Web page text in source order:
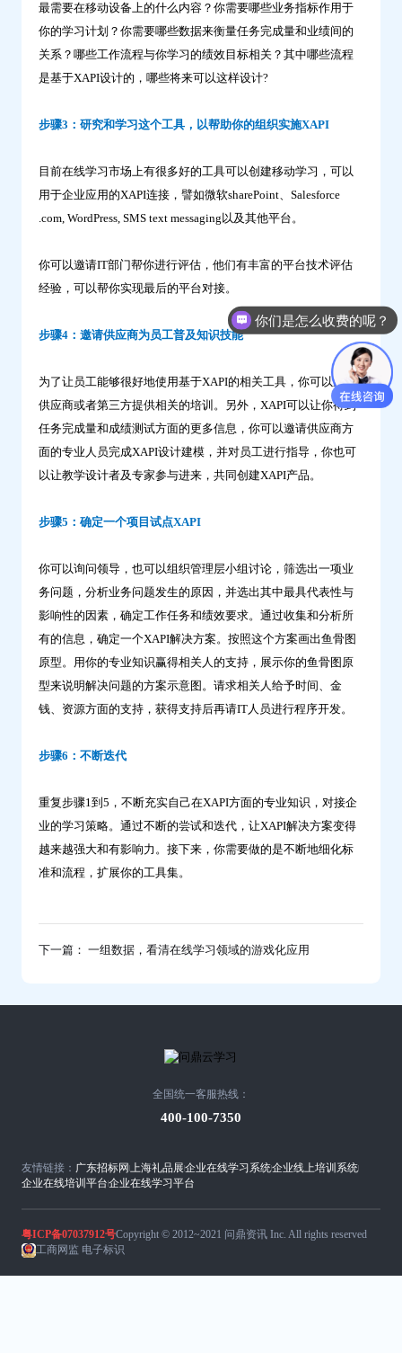
最需要在移动设备上的什么内容？你需要哪些业务指标作用于
你的学习计划？你需要哪些数据来衡量任务完成量和业绩间的
关系？哪些工作流程与你学习的绩效目标相关？其中哪些流程
是基于XAPI设计的，哪些将来可以这样设计?
步骤3：研究和学习这个工具，以帮助你的组织实施XAPI
目前在线学习市场上有很多好的工具可以创建移动学习，可以
用于企业应用的XAPI连接，譬如微软sharePoint、Salesforce
.com, WordPress, SMS text messaging以及其他平台。
你可以邀请IT部门帮你进行评估，他们有丰富的平台技术评估
经验，可以帮你实现最后的平台对接。
步骤4：邀请供应商为员工普及知识技能
为了让员工能够很好地使用基于XAPI的相关工具，你可以邀请
供应商或者第三方提供相关的培训。另外，XAPI可以让你得到
任务完成量和成绩测试方面的更多信息，你可以邀请供应商方
面的专业人员完成XAPI设计建模，并对员工进行指导，你也可
以让教学设计者及专家参与进来，共同创建XAPI产品。
步骤5：确定一个项目试点XAPI
你可以询问领导，也可以组织管理层小组讨论，筛选出一项业
务问题，分析业务问题发生的原因，并选出其中最具代表性与
影响性的因素，确定工作任务和绩效要求。通过收集和分析所
有的信息，确定一个XAPI解决方案。按照这个方案画出鱼骨图
原型。用你的专业知识赢得相关人的支持，展示你的鱼骨图原
型来说明解决问题的方案示意图。请求相关人给予时间、金
钱、资源方面的支持，获得支持后再请IT人员进行程序开发。
步骤6：不断迭代
重复步骤1到5，不断充实自己在XAPI方面的专业知识，对接企
业的学习策略。通过不断的尝试和迭代，让XAPI解决方案变得
越来越强大和有影响力。接下来，你需要做的是不断地细化标
准和流程，扩展你的工具集。
下一篇： 一组数据，看清在线学习领域的游戏化应用
友情链接： 广东招标网 上海礼品展企业在线学习系统企业线上培训系统
企业在线培训平台企业在线学习平台
全国统一客服热线：
400-100-7350
粤ICP备07037912号Copyright © 2012~2021 问鼎资讯 Inc. All rights reserved
工商网监 电子标识
你们是怎么收费的呢？